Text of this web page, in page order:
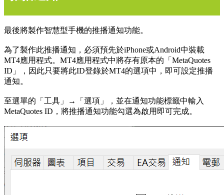
最後將製作智慧型手機的推播通知功能。
為了製作此推播通知，必須預先於iPhone或Android中裝載
MT4應用程式。MT4應用程式中將存有原本的「MetaQuotes
ID」，因此只要將此ID登錄於MT4的選項中，即可設定推播
通知。
至選單的「工具」→「選項」，並在通知功能標籤中輸入
MetaQuotes ID，將推播通知功能勾選為啟用即可完成。